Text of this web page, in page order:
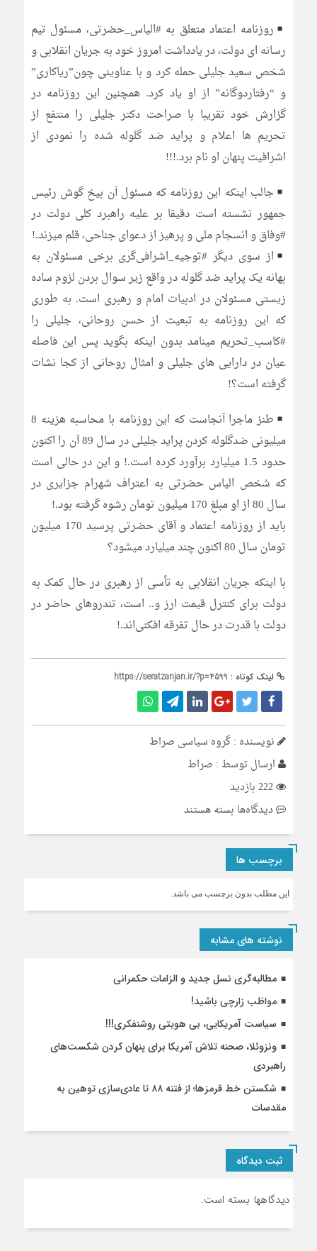
روزنامه اعتماد متعلق به #الیاس_حضرتی، مسئول تیم
رسانه ای دولت، در یادداشت امروز خود به جریان انقلابی و
شخص سعید جلیلی حمله کرد و با عناوینی چون”ریاکاری”
و “رفتاردوگانه” از او یاد کرد. همچنین این روزنامه در
گزارش خود تقریبا با صراحت دکتر جلیلی را منتفع از
تحریم ها اعلام و پراید ضد گلوله شده را نمودی از
اشرافیت پنهان او نام برد.!!!
جالب اینکه این روزنامه که مسئول آن بیخ گوش رئیس
جمهور نشسته است دقیقا بر علیه راهبرد کلی دولت در
#وفاق و انسجام ملی و پرهیز از دعوای جناحی، قلم میزند.!
از سوی دیگر #توجیه_اشرافی‌گری برخی مسئولان به
بهانه یک پراید ضد گلوله در واقع زیر سوال بردن لزوم ساده
زیستی مسئولان در ادبیات امام و رهبری است. به طوری
که این روزنامه به تبعیت از حسن روحانی، جلیلی را
#کاسب_تحریم مینامد بدون اینکه بگوید پس این فاصله
عیان در دارایی های جلیلی و امثال روحانی از کجا نشات
گرفته است؟!
طنز ماجرا آنجاست که این روزنامه با محاسبه هزینه 8
میلیونی ضدگلوله کردن پراید جلیلی در سال 89 آن را اکنون
حدود 1.5 میلیارد برآورد کرده است.! و این در حالی است
که شخص الیاس حضرتی به اعتراف شهرام جزایری در
سال 80 از او مبلغ 170 میلیون تومان رشوه گرفته بود.!
باید از روزنامه اعتماد و آقای حضرتی پرسید 170 میلیون
تومان سال 80 اکنون چند میلیارد میشود؟
با اینکه جریان انقلابی به تأسی از رهبری در حال کمک به
دولت برای کنترل قیمت ارز و.. است، تندروهای حاضر در
دولت با قدرت در حال تفرقه افکنی‌اند.!
لینک کوتاه : https://seratzanjan.ir/?p=4599
نویسنده : گروه سیاسی صراط
ارسال توسط : صراط
دیدگاه‌ها برای
اصلاحطلب
علیه
بسته هستند
برچسب ها
این مطلب بدون برچسب می باشد.
نوشته های مشابه
مطالبه‌گری نسل جدید و الزامات حکمرانی
مواظب زارچی باشید!
سیاست آمریکایی، بی هویتی روشنفکری!!!
ونزوئلا، صحنه تلاش آمریکا برای پنهان کردن شکست‌های
راهبردی
شکستن خط قرمزها؛ از فتنه ۸۸ تا عادی‌سازی توهین به
مقدسات
ثبت دیدگاه
دیدگاهها بسته است.